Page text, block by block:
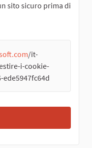
sito sicuro prima di
/it-
i-cookie-
ede5947fc64d